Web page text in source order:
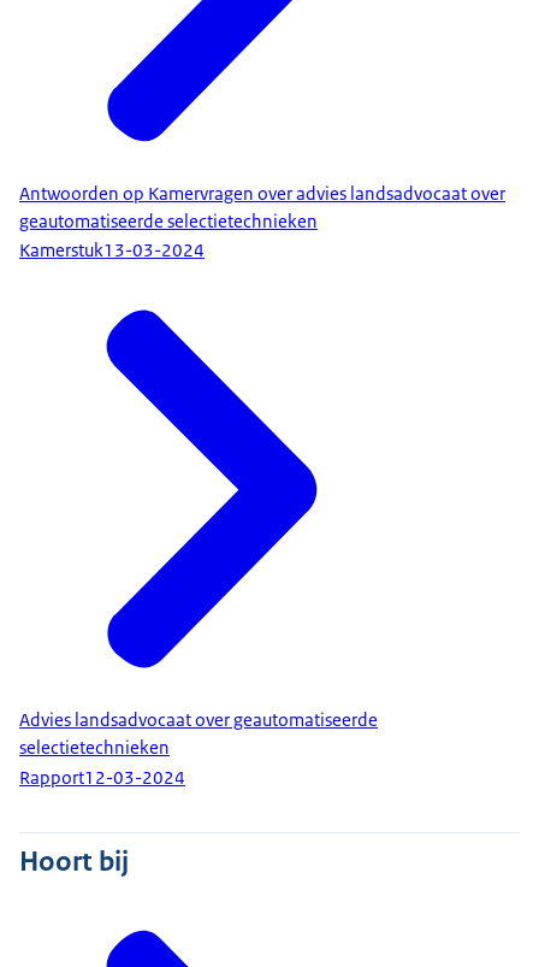
Antwoorden op Kamervragen over advies landsadvocaat over
geautomatiseerde selectietechnieken
Kamerstuk13-03-2024
Advies landsadvocaat over geautomatiseerde
selectietechnieken
Rapport12-03-2024
Hoort bij